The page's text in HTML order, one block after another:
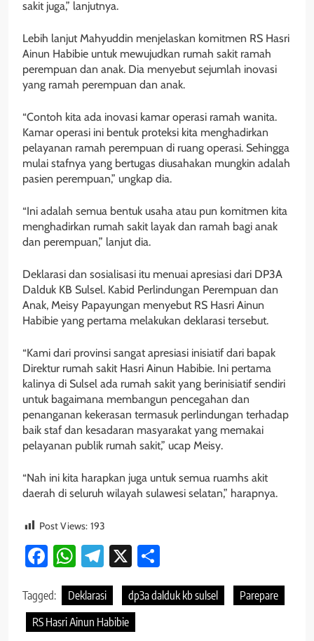
sakit juga,” lanjutnya.
Lebih lanjut Mahyuddin menjelaskan komitmen RS Hasri
Ainun Habibie untuk mewujudkan rumah sakit ramah
perempuan dan anak. Dia menyebut sejumlah inovasi
yang ramah perempuan dan anak.
“Contoh kita ada inovasi kamar operasi ramah wanita.
Kamar operasi ini bentuk proteksi kita menghadirkan
pelayanan ramah perempuan di ruang operasi. Sehingga
mulai stafnya yang bertugas diusahakan mungkin adalah
pasien perempuan,” ungkap dia.
“Ini adalah semua bentuk usaha atau pun komitmen kita
menghadirkan rumah sakit layak dan ramah bagi anak
dan perempuan,” lanjut dia.
Deklarasi dan sosialisasi itu menuai apresiasi dari DP3A
Dalduk KB Sulsel. Kabid Perlindungan Perempuan dan
Anak, Meisy Papayungan menyebut RS Hasri Ainun
Habibie yang pertama melakukan deklarasi tersebut.
“Kami dari provinsi sangat apresiasi inisiatif dari bapak
Direktur rumah sakit Hasri Ainun Habibie. Ini pertama
kalinya di Sulsel ada rumah sakit yang berinisiatif sendiri
untuk bagaimana membangun pencegahan dan
penanganan kekerasan termasuk perlindungan terhadap
baik staf dan kesadaran masyarakat yang memakai
pelayanan publik rumah sakit,” ucap Meisy.
“Nah ini kita harapkan juga untuk semua ruamhs akit
daerah di seluruh wilayah sulawesi selatan,” harapnya.
Post Views: 193
Facebook
WhatsApp
Telegram
X
Tagged: Deklarasi dp3a dalduk kb sulsel
Parepare
RS Hasri Ainun Habibie